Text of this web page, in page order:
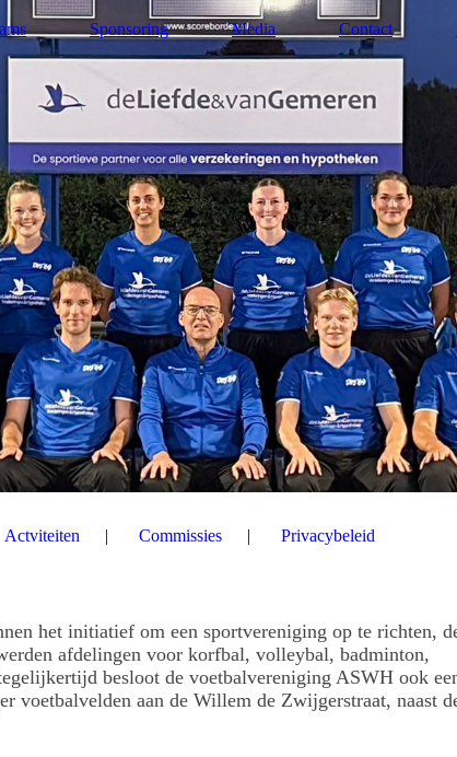
Sponsoring Media Contact
Actviteiten Commissies Privacybeleid
het initiatief om een sportvereniging op te richten,
afdelingen voor korfbal, volleybal, badminton,
besloot de voetbalvereniging ASWH ook
voetbalvelden aan de Willem de Zwijgerstraat, naast